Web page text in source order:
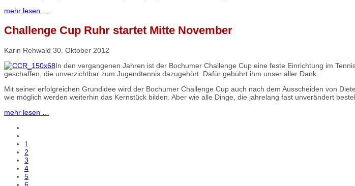
mehr lesen …
Challenge Cup Ruhr startet Mitte November
Karin Rehwald 30. Oktober 2012
In den vergangenen Jahren ist der Bochumer Challenge Cup eine feste Einrichtung im
geschaffen, die unverzichtbar zum Jugendtennis dazugehört. Dafür gebührt ihm unser aller Dank.
Mit seiner erfolgreichen Grundidee wird der Bochumer Challenge Cup auch nach dem Ausscheiden von
wie möglich werden weiterhin das Kernstück bilden. Aber wie alle Dinge, die jahrelang fast unverändert
mehr lesen …
1
2
3
4
5